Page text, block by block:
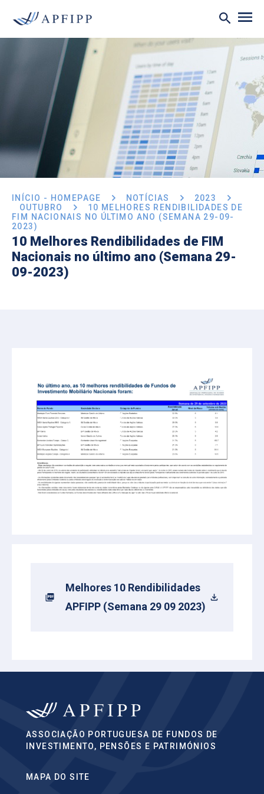
INÍCIO - HOMEPAGE NOTÍCIAS
2023
OUTUBRO
10 MELHORES RENDIBILIDADES DE
FIM NACIONAIS NO ÚLTIMO ANO (SEMANA 29-09-
2023)
10 Melhores Rendibilidades de FIM
Nacionais no último ano (Semana 29-
09-2023)
Melhores 10 Rendibilidades
APFIPP (Semana 29 09 2023)
ASSOCIAÇÃO PORTUGUESA DE FUNDOS DE
INVESTIMENTO, PENSÕES E PATRIMÓNIOS
MAPA DO SITE